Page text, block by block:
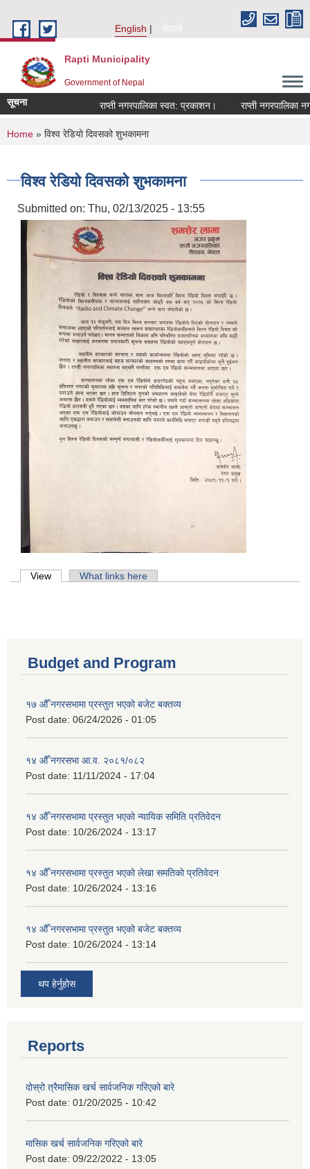
English
नेपाली
Rapti Municipality
Government of Nepal
सूचना राप्ती नगरपालिका स्वत: प्रकाशन। राप्ती नगरपालिका
You are here
Home » विश्व रेडियो दिवसको शुभकामना
विश्व रेडियो दिवसको शुभकामना
Submitted on: Thu, 02/13/2025 - 13:55
Primary tabs
View (active tab)What links here
Budget and Program
१७ औँ नगरसभामा प्रस्तुत भएको बजेट बक्तव्य
Post date: 06/24/2026 - 01:05
१४ औँ नगरसभा आ.व. २०८१/०८२
Post date: 11/11/2024 - 17:04
१४ औँ नगरसभामा प्रस्तुत भएको न्यायिक समिति प्रतिवेदन
Post date: 10/26/2024 - 13:17
१४ औँ नगरसभामा प्रस्तुत भएको लेखा समतिको प्रतिवेदन
Post date: 10/26/2024 - 13:16
१४ औँ नगरसभामा प्रस्तुत भएको बजेट बक्तव्य
Post date: 10/26/2024 - 13:14
थप हेर्नुहोस
Reports
दोस्रो त्रैमासिक खर्च सार्वजनिक गरिएको बारे
Post date: 01/20/2025 - 10:42
मासिक खर्च सार्वजनिक गरिएको बारे
Post date: 09/22/2022 - 13:05